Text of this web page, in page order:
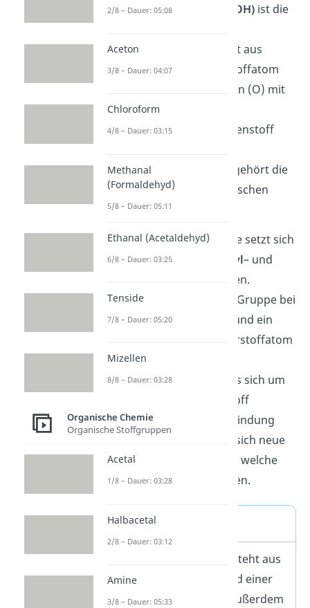
DieCarboxylgruppe (-COOH) ist die
Carbonsäuren. Sie besteht aus
einem zentralen Kohlenstoffatom
(C), zwei Sauerstoffatomen (O) mit
jeweils einer Einfach- und
Doppelbindung vom Kohlenstoff
Wasserstoffatom. Damit gehört die
Verbindung zu der organischen
Chemie.
Der Name Carboxylgruppe setzt sich
des Weiteren aus
Carbonyl– und
zusammen.
Carbonyl bezeichnet eine Gruppe bei
der ein Kohlenstoffatom und ein
doppel gebundenes Sauerstoffatom
vorhanden ist. Bei der
Hydroxygruppe handelt es sich um
eine Sauerstoff-Wasserstoff
Verbindung. Aus der Verbindung
beider Gruppen ergeben sich neue
chemische Eigenschaften, welche
das Molekül saurer machen.
Merke
Die Carboxylgruppe besteht aus
einer Carbonyl- (CO) und einer
Hydroxygruppe (HO). Außerdem
2/8 – Dauer: 05:08
Aceton
3/8 – Dauer: 04:07
Chloroform
4/8 – Dauer: 03:15
Methanal
(Formaldehyd)
5/8 – Dauer: 05:11
Ethanal (Acetaldehyd)
6/8 – Dauer: 03:25
Tenside
7/8 – Dauer: 05:20
Mizellen
8/8 – Dauer: 03:28
Organische Chemie
Organische Stoffgruppen
Acetal
1/8 – Dauer: 03:28
Halbacetal
2/8 – Dauer: 03:12
Amine
3/8 – Dauer: 05:33